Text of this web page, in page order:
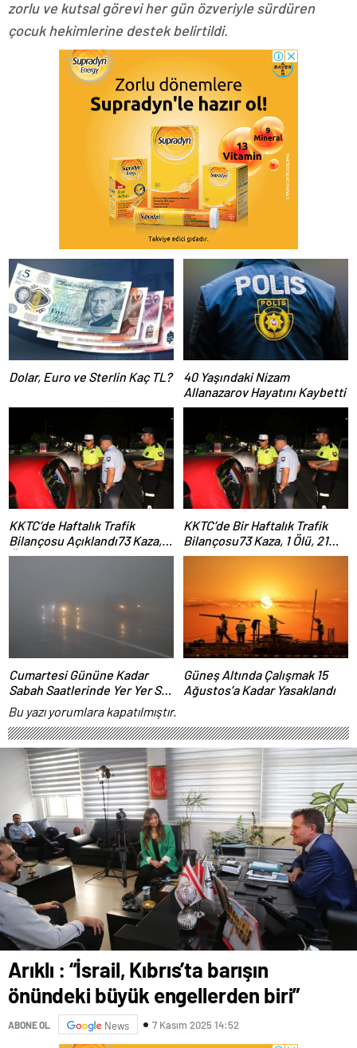
zorlu ve kutsal görevi her gün özveriyle sürdüren
çocuk hekimlerine destek belirtildi.
Dolar, Euro ve Sterlin Kaç TL?
40 Yaşındaki Nizam
Allanazarov Hayatını Kaybetti
KKTC’de Haftalık Trafik
Bilançosu Açıklandı73 Kaza, 1
Ölü, 21 Yaralı
KKTC’de Bir Haftalık Trafik
Bilançosu73 Kaza, 1 Ölü, 21
Yaralı
Cumartesi Gününe Kadar
Sabah Saatlerinde Yer Yer Sis
Bekleniyor
Güneş Altında Çalışmak 15
Ağustos’a Kadar Yasaklandı
Bu yazı yorumlara kapatılmıştır.
Arıklı : “İsrail, Kıbrıs’ta barışın
önündeki büyük engellerden biri”
ABONE OL News 7 Kasım 2025 14:52